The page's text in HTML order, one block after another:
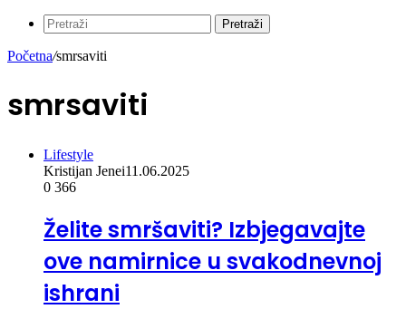
Pretraži
Početna/smrsaviti
smrsaviti
Lifestyle
Kristijan Jenei11.06.2025
0 366
Želite smršaviti? Izbjegavajte
ove namirnice u svakodnevnoj
ishrani